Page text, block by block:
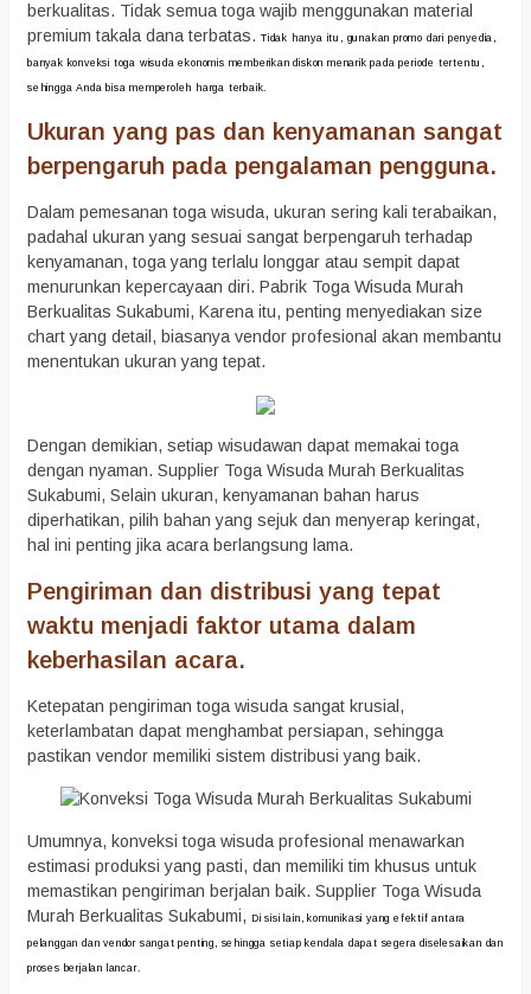
berkualitas. Tidak semua toga wajib menggunakan material
premium takala dana terbatas. Tidak hanya itu, gunakan promo dari penyedia,
banyak konveksi toga wisuda ekonomis memberikan diskon menarik pada periode tertentu,
sehingga Anda bisa memperoleh harga terbaik.
Ukuran yang pas dan kenyamanan sangat
berpengaruh pada pengalaman pengguna.
Dalam pemesanan toga wisuda, ukuran sering kali terabaikan,
padahal ukuran yang sesuai sangat berpengaruh terhadap
kenyamanan, toga yang terlalu longgar atau sempit dapat
menurunkan kepercayaan diri. Pabrik Toga Wisuda Murah
Berkualitas Sukabumi, Karena itu, penting menyediakan size
chart yang detail, biasanya vendor profesional akan membantu
menentukan ukuran yang tepat.
Dengan demikian, setiap wisudawan dapat memakai toga
dengan nyaman. Supplier Toga Wisuda Murah Berkualitas
Sukabumi, Selain ukuran, kenyamanan bahan harus
diperhatikan, pilih bahan yang sejuk dan menyerap keringat,
hal ini penting jika acara berlangsung lama.
Pengiriman dan distribusi yang tepat
waktu menjadi faktor utama dalam
keberhasilan acara.
Ketepatan pengiriman toga wisuda sangat krusial,
keterlambatan dapat menghambat persiapan, sehingga
pastikan vendor memiliki sistem distribusi yang baik.
Umumnya, konveksi toga wisuda profesional menawarkan
estimasi produksi yang pasti, dan memiliki tim khusus untuk
memastikan pengiriman berjalan baik. Supplier Toga Wisuda
Murah Berkualitas Sukabumi, Di sisi lain, komunikasi yang efektif antara
pelanggan dan vendor sangat penting, sehingga setiap kendala dapat segera diselesaikan dan
proses berjalan lancar.